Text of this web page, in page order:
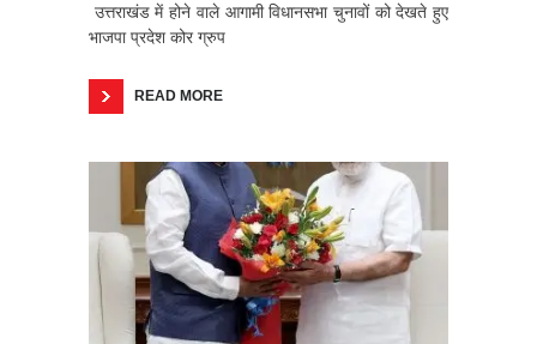
उत्तराखंड में होने वाले आगामी विधानसभा चुनावों को देखते हुए
भाजपा प्रदेश कोर ग्रुप
READ MORE